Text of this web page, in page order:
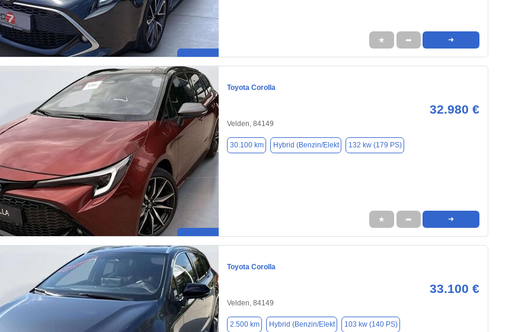
★ ➦ ➜
Toyota Corolla
32.980 €
Velden, 84149
30.100 km Hybrid (Benzin/Elekt 132 kw (179 PS)
★ ➦ ➜
Toyota Corolla
33.100 €
Velden, 84149
2.500 km Hybrid (Benzin/Elekt 103 kw (140 PS)